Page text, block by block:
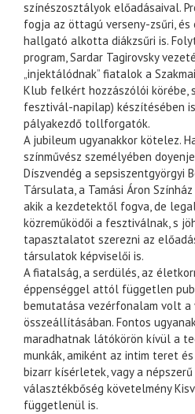
színészosztályok előadásaival.
fogja az öttagú verseny-zsűri, és
hallgató alkotta diákzsűri is.
program, Sardar Tagirovsky
„injektálódnak” fiatalok a
Klub felkért hozzászólói körébe,
fesztivál-napilap) készítésében
pályakezdő tollforgatók.
A jubileum ugyanakkor kötelez.
színművész személyében
Díszvendég a sepsiszentgyörgyi
Társulata, a Tamási Áron
akik a kezdetektől fogva, de
közreműködői a fesztiválnak, s
tapasztalatot szerezni az
társulatok képviselői is.
A fiatalság, a serdülés, az
éppenséggel attól független
bemutatása vezérfonalam volt a
összeállításában. Fontos
maradhatnak látókörön kívül a
munkák, amiként az intim teret
bizarr kísérletek, vagy a
választékbőség követelmény
függetlenül is.